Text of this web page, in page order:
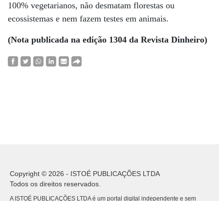
100% vegetarianos, não desmatam florestas ou
ecossistemas e nem fazem testes em animais.
(Nota publicada na edição 1304 da Revista Dinheiro)
Copyright © 2026 - ISTOÉ PUBLICAÇÕES LTDA
Todos os direitos reservados.
A ISTOÉ PUBLICAÇÕES LTDA é um portal digital independente e sem